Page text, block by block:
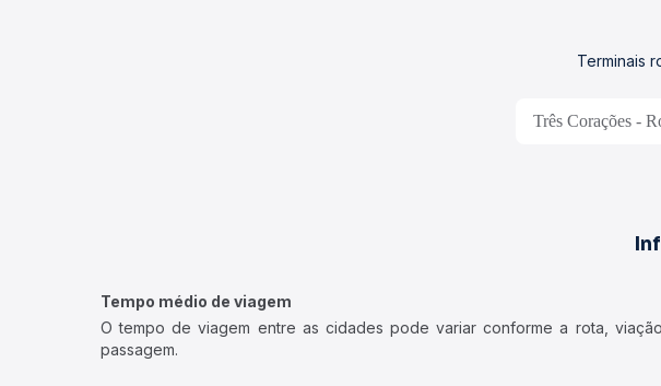
Terminais
Três Corações -
Tempo médio de viagem
O tempo de viagem entre as cidades pode variar conforme a rota,
passagem.